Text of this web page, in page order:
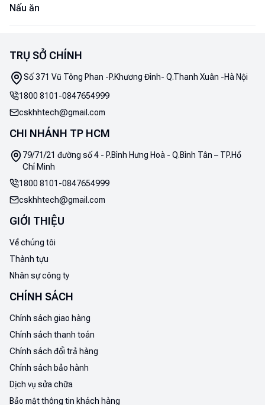
Nấu ăn
TRỤ SỞ CHÍNH
Số 371 Vũ Tông Phan -P.Khương Đình- Q.Thanh Xuân -Hà Nội
1800 8101 -0847654999
cskhhtech@gmail.com
CHI NHÁNH TP HCM
79/71/21 đường số 4 - P.Bình Hưng Hoà - Q.Bình Tân – TP.Hồ
Chí Minh
1800 8101 -0847654999
cskhhtech@gmail.com
GIỚI THIỆU
Về chúng tôi
Thành tựu
Nhân sự công ty
CHÍNH SÁCH
Chính sách giao hàng
Chính sách thanh toán
Chính sách đổi trả hàng
Chính sách bảo hành
Dịch vụ sửa chữa
Bảo mật thông tin khách hàng